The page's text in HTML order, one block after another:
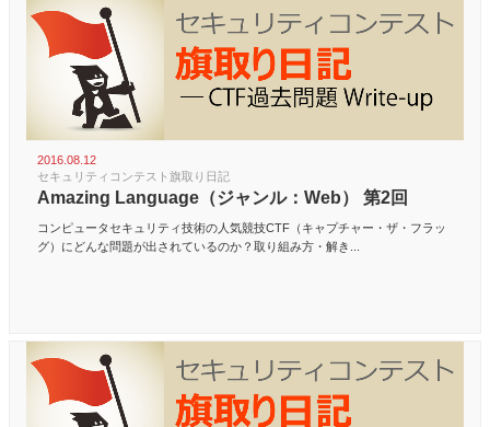
2016.08.12
セキュリティコンテスト旗取り日記
Amazing Language（ジャンル：Web） 第2回
コンピュータセキュリティ技術の人気競技CTF（キャプチャー・ザ・フラッ
グ）にどんな問題が出されているのか？取り組み方・解き...